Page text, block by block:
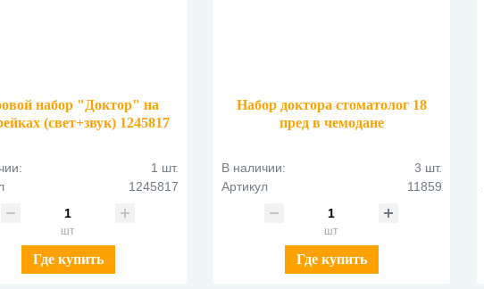
набор "Доктор" на
(свет+звук) 1245817
1 шт.
1245817
шт
Где купить
Набор доктора стоматолог 18
пред в чемодане
В наличии:
3 шт.
Артикул
11859
шт
Где купить